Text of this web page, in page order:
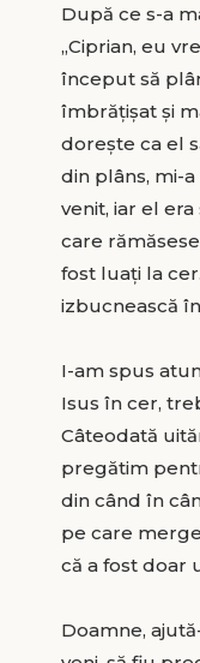
După ce s-a
„Ciprian, eu
început să
îmbrățișat și
dorește ca el
din plâns, mi-a
venit, iar el
care
fost luați la
izbucnească
I-am spus
Isus în cer,
Câteodată
pregătim
din când în
pe care
că a fost doar
Doamne,